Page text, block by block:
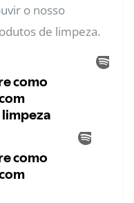
o nosso
de limpeza.